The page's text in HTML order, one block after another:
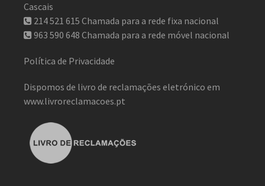
Cascais
214 521 615 Chamada para a rede fixa nacional
963 590 648 Chamada para a rede móvel nacional
Política de Privacidade
Dispomos de livro de reclamações eletrónico em
www.livroreclamacoes.pt